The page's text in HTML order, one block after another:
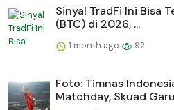
Sinyal TradFi Ini Bisa
(BTC) di 2026, ...
1 month ago 92
Foto: Timnas
Matchday, Skuad